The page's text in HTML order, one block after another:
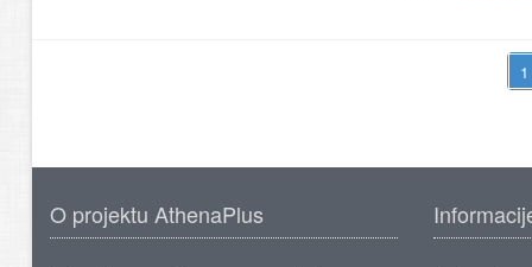
O projektu AthenaPlus